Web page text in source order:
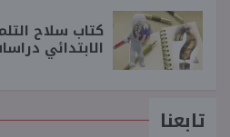
كتاب سلاح
الابتدائي دراسات
تابعنا